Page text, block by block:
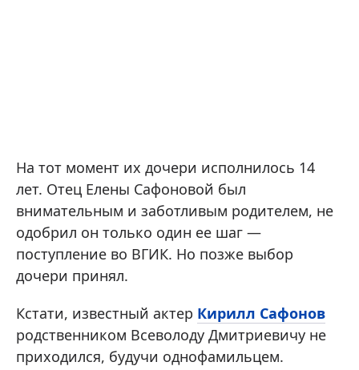
На тот момент их дочери исполнилось 14
лет. Отец Елены Сафоновой был
внимательным и заботливым родителем, не
одобрил он только один ее шаг —
поступление во ВГИК. Но позже выбор
дочери принял.
Кстати, известный актер Кирилл Сафонов
родственником Всеволоду Дмитриевичу не
приходился, будучи однофамильцем.